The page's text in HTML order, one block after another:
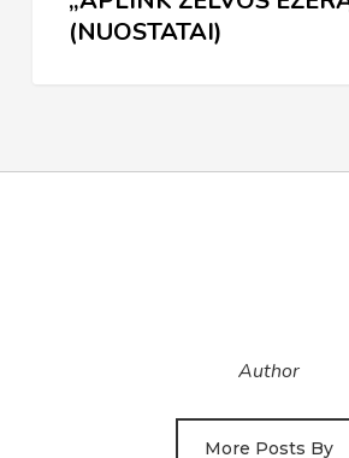
(NUOSTATAI)
Author
More Posts By